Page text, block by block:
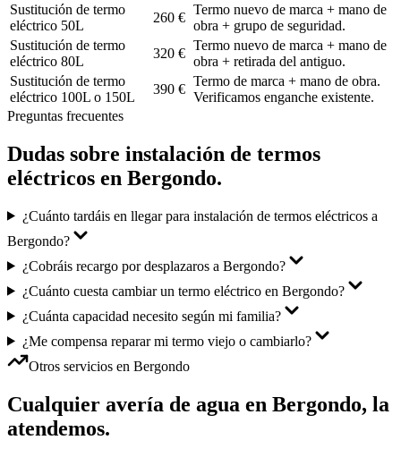
Sustitución de termo
eléctrico 50L
260 €
Termo nuevo de marca + mano de
obra + grupo de seguridad.
Sustitución de termo
eléctrico 80L
320 €
Termo nuevo de marca + mano de
obra + retirada del antiguo.
Sustitución de termo
eléctrico 100L o 150L
390 €
Termo de marca + mano de obra.
Verificamos enganche existente.
Preguntas frecuentes
Dudas sobre instalación de termos
eléctricos en Bergondo.
¿Cuánto tardáis en llegar para instalación de termos eléctricos a
Bergondo?
¿Cobráis recargo por desplazaros a Bergondo?
¿Cuánto cuesta cambiar un termo eléctrico en Bergondo?
¿Cuánta capacidad necesito según mi familia?
¿Me compensa reparar mi termo viejo o cambiarlo?
Otros servicios en Bergondo
Cualquier avería de agua en Bergondo, la
atendemos.